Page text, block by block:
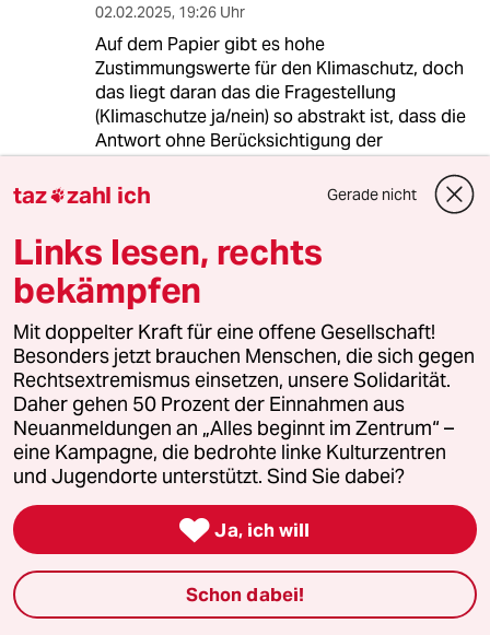
02.02.2025, 19:26 Uhr
Auf dem Papier gibt es hohe
Zustimmungswerte für den Klimaschutz, doch
das liegt daran das die Fragestellung
(Klimaschutze ja/nein) so abstrakt ist, dass die
Antwort ohne Berücksichtigung der
Kostenseite gegeben wird.
Werden die Fragestellungen dann konkreter
und die Konsequenzen absehbar, stellt sich die
Frage nach dem (persönlichen) Kosten-Nutzen-
Verhältnis und die Zustimmungswerte
rauschen in den Keller.
Zudem wird eben auch immer klarer, dass der
Klimaschutz, den wir uns leisten, nicht ganz
unschuldig an hoher Inflation und
wirtschaftlicher Abwanderung sind und wenn
es den Leuten an die Lebensgrundlage geht ist
es schnell vorbei mit dem Idealismus.
Hans Dampf
Nehmt der AfD den Wind aus den Segeln
taz zahl ich Gerade nicht
Links lesen, rechts
bekämpfen
Mit doppelter Kraft für eine offene Gesellschaft!
Besonders jetzt brauchen Menschen, die sich gegen
Rechtsextremismus einsetzen, unsere Solidarität.
Daher gehen 50 Prozent der Einnahmen aus
Neuanmeldungen an „Alles beginnt im Zentrum“ –
eine Kampagne, die bedrohte linke Kulturzentren
und Jugendorte unterstützt. Sind Sie dabei?
 Ja, ich will
Schon dabei!